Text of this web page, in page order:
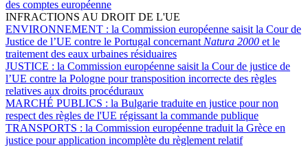
des comptes européenne
INFRACTIONS AU DROIT DE L'UE
ENVIRONNEMENT : la Commission européenne saisit la Cour de
Justice de l’UE contre le Portugal concernant Natura 2000 et le
traitement des eaux urbaines résiduaires
JUSTICE : la Commission européenne saisit la Cour de justice de
l’UE contre la Pologne pour transposition incorrecte des règles
relatives aux droits procéduraux
MARCHÉ PUBLICS : la Bulgarie traduite en justice pour non
respect des règles de l'UE régissant la commande publique
TRANSPORTS : la Commission européenne traduit la Grèce en
justice pour application incomplète du règlement relatif